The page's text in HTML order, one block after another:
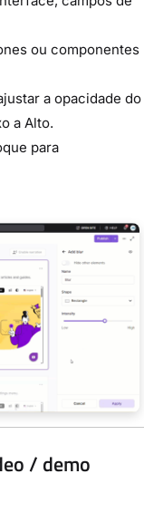
ou componentes
a opacidade do
a Alto.
para
/ demo